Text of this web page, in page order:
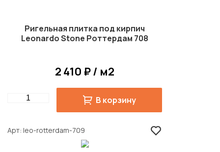
Ригельная плитка под кирпич
Leonardo Stone Роттердам 708
2 410 ₽ / м2
Quantity В корзину
Арт leo-rotterdam-709